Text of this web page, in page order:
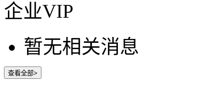
企业VIP
暂无相关消息
查看全部>